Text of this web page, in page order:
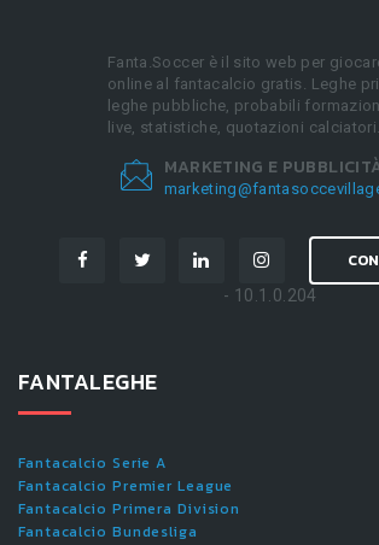
Fanta.Soccer è il sito web per
online al fantacalcio gratis. Leghe
leghe pubbliche, probabili
live, statistiche, quotazioni calciatori.
MARKETING E
- 10.1.0.204
FANTALEGHE
Fantacalcio Serie A
Fantacalcio Premier League
Fantacalcio Primera Division
Fantacalcio Bundesliga